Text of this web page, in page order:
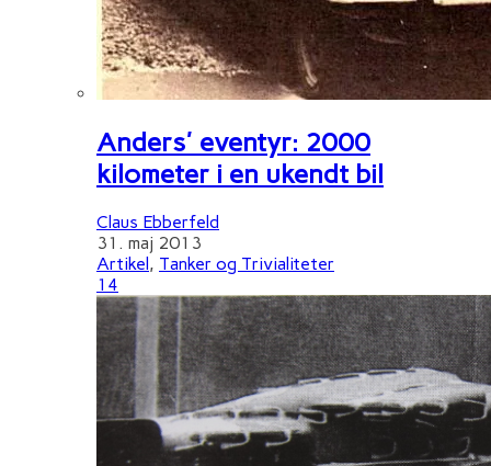
Anders' eventyr: 2000
kilometer i en ukendt bil
Claus Ebberfeld
31. maj 2013
Artikel , Tanker og Trivialiteter
14